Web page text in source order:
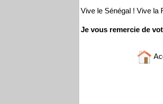
Vive le Sénégal ! Vive la
Je vous remercie de